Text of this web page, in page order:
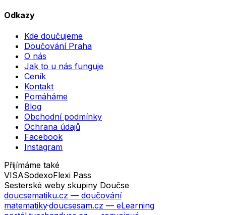
Odkazy
Kde doučujeme
Doučování Praha
O nás
Jak to u nás funguje
Ceník
Kontakt
Pomáháme
Blog
Obchodní podmínky
Ochrana údajů
Facebook
Instagram
Přijímáme také
VISASodexoFlexi Pass
Sesterské weby skupiny Doučse
doucsematiku.cz — doučování
matematiky·doucsesam.cz — eLearning